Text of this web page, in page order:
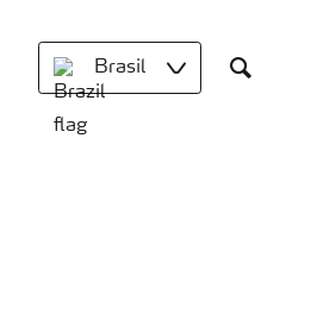
Brasil
Search